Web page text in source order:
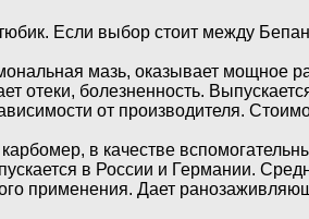
Если выбор стоит между
мазь, оказывает мощное
отеки, болезненность.
от производителя.
в качестве
в России и Германии.
применения. Дает